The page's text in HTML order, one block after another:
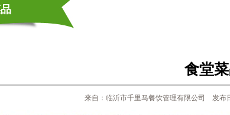
食堂
来自：临沂市千里马餐饮管理有限公司 发